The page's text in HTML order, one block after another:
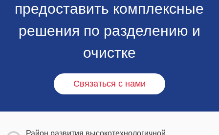
предоставить комплексные
решения по разделению и
очистке
Связаться с нами